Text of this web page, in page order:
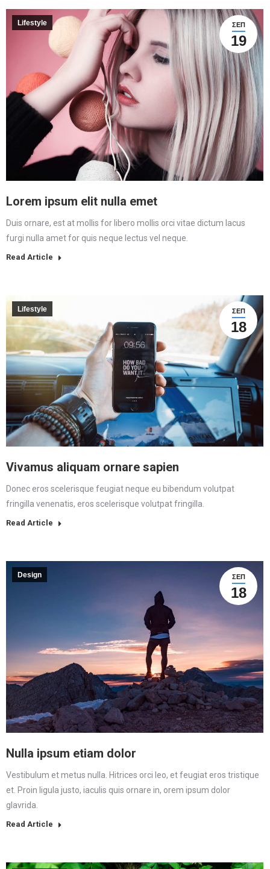
ΣΕΠ
19
Lifestyle
Lorem ipsum elit nulla emet
Duis ornare, est at mollis for libero mollis orci vitae dictum lacus
furgi nulla amet for quis neque lectus vel neque.
Read Article
ΣΕΠ
18
Lifestyle
Vivamus aliquam ornare sapien
Donec eros scelerisque feugiat neque eu bibendum volutpat
fringilla venenatis, eros scelerisque volutpat fringilla.
Read Article
ΣΕΠ
18
Design
Nulla ipsum etiam dolor
Vestibulum et metus nulla. Hitrices orci leo, et feugiat eros tristique
et. Proin ligula justo, iaculis quis ornare in, orem ipsum dolor
glavrida.
Read Article